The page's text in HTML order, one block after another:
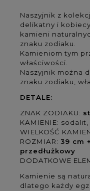
Naszyjnik z
delikatny i
kamieni
znaku zodiaku.
Kamieniom tym
właściwości.
Naszyjnik można
znaku zodiaku,
DETALE:
ZNAK ZODIAKU:
KAMIENIE:
WIELKOŚĆ
ROZMIAR: 39 cm
przedłużkowy
DODATKOWE
Kamienie są
dlatego każdy